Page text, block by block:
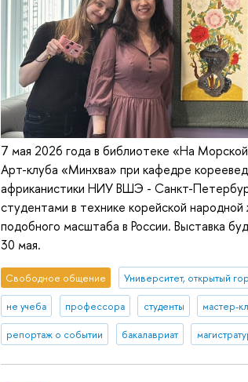
7 мая 2026 года в библиотеке «На
Арт-клуба «Минхва» при кафедре
африканистики НИУ ВШЭ - Санкт-
студентами в технике корейской народной
подобного масштаба в России. Выставка
30 мая.
Свободное общение Университет, открытый
не учеба профессора студенты мастер-
репортаж о событии бакалавриат